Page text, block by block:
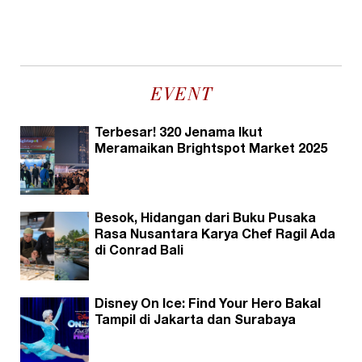
EVENT
Terbesar! 320 Jenama Ikut
Meramaikan Brightspot Market 2025
Besok, Hidangan dari Buku Pusaka
Rasa Nusantara Karya Chef Ragil Ada
di Conrad Bali
Disney On Ice: Find Your Hero Bakal
Tampil di Jakarta dan Surabaya